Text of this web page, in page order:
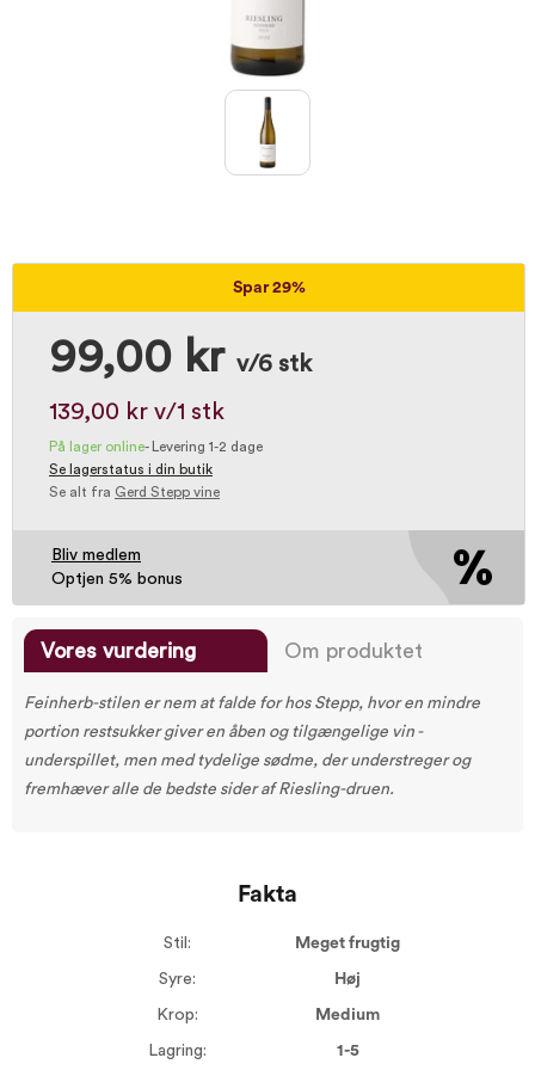
Spar 29%
99,00 kr v/6 stk
139,00 kr v/1 stk
På lager online-
Levering 1-2 dage
Se lagerstatus i din butik
Se alt fra Gerd Stepp vine
Bliv medlem
Optjen 5% bonus
Vores vurdering Om produktet
Feinherb-stilen er nem at falde for hos Stepp, hvor en mindre
portion restsukker giver en åben og tilgængelige vin -
underspillet, men med tydelige sødme, der understreger og
fremhæver alle de bedste sider af Riesling-druen.
Fakta
Stil: Meget frugtig
Syre: Høj
Krop: Medium
Lagring: 1-5